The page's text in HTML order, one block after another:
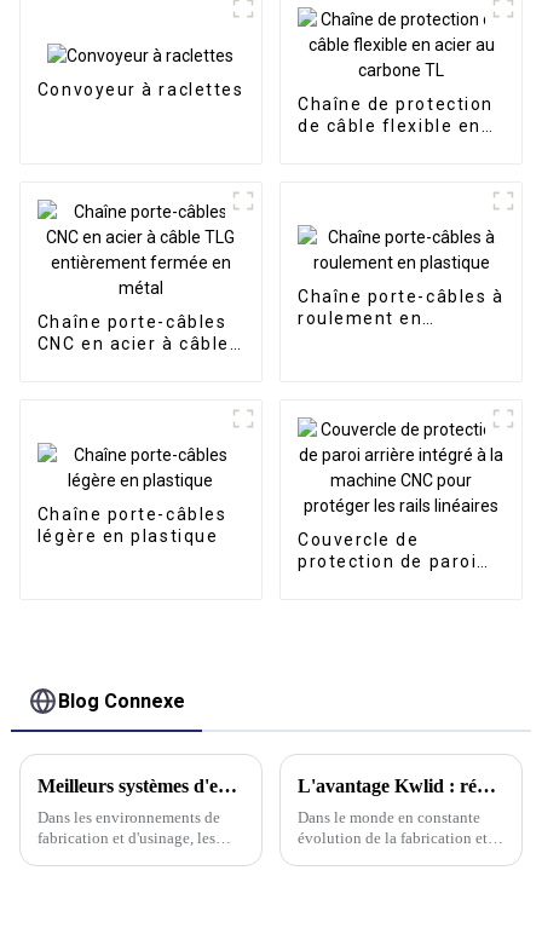
Convoyeur à raclettes
Chaîne de protection
de câble flexible en
Chaîne porte-câbles
CNC en acier à câble
Chaîne porte-câbles à
roulement en
Chaîne porte-câbles
légère en plastique
Couvercle de
protection de paroi
Blog Connexe
Meilleurs systèmes d'extraction de brouillard d'huile verticaux
Dans les environnements de
fabrication et d'usinage, les
L'avantage Kwlid : révolutionner la purification industrielle grâce à la collecte électrostatique intelligente des brouillards d'huile
Dans le monde en constante
évolution de la fabrication et